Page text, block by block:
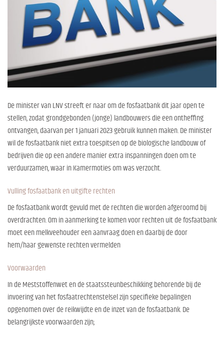
De minister van LNV streeft er naar om de fosfaatbank dit jaar open te
stellen, zodat grondgebonden (jonge) landbouwers die een ontheffing
ontvangen, daarvan per 1 januari 2023 gebruik kunnen maken. De minister
wil de fosfaatbank niet extra toespitsen op de biologische landbouw of
bedrijven die op een andere manier extra inspanningen doen om te
verduurzamen, waar in Kamermoties om was verzocht.
Vulling fosfaatbank en uitgifte rechten
De fosfaatbank wordt gevuld met de rechten die worden afgeroomd bij
overdrachten. Om in aanmerking te komen voor rechten uit de fosfaatbank
moet een melkveehouder een aanvraag doen en daarbij de door
hem/haar gewenste rechten vermelden
Voorwaarden
In de Meststoffenwet en de staatssteunbeschikking behorende bij de
invoering van het fosfaatrechtenstelsel zijn specifieke bepalingen
opgenomen over de reikwijdte en de inzet van de fosfaatbank. De
belangrijkste voorwaarden zijn;